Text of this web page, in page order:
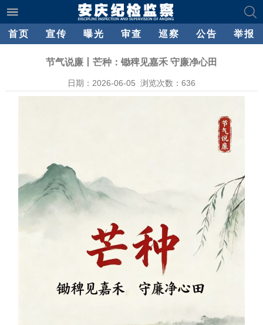
首页 宣传 曝光 审查 巡察 公告 举报
节气说廉丨芒种：锄稗见嘉禾 守廉净心田
日期：2026-06-05 浏览次数： 636